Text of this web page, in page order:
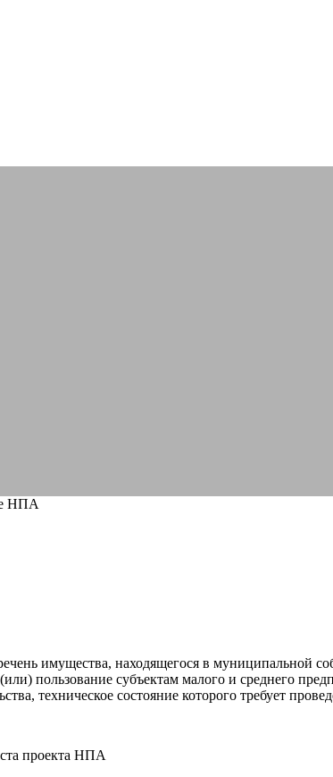
НПА
имущества, находящегося в муниципальной
пользование субъектам малого и среднего
техническое состояние которого требует
проекта НПА